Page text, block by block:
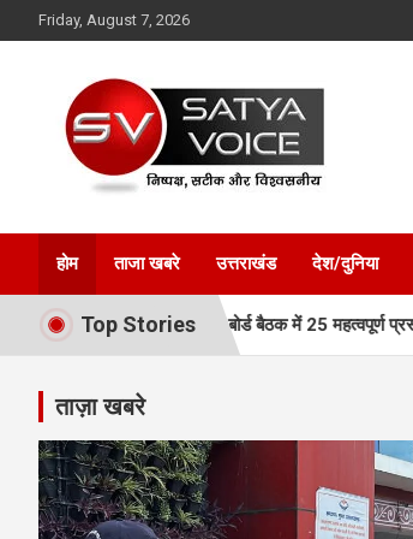
to
Friday, August 7, 2026
Satya Voice
होम ताजा खबरे उत्तराखंड देश/दुनिया
Top Stories
MDDA बोर्ड बैठक में 25 महत्वपूर्ण प्रस्तावों को मंजूरी
ताज़ा खबरे